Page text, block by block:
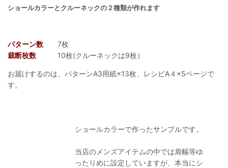
ショールカラーとクルーネックの２種類が作れます
パターン数
7枚
裁断枚数
10枚(クルーネックは9枚）
お届けするのは、パターンA3用紙×13枚、レシピA４×5ページで
す。
ショールカラーで作ったサンプルです。
当店のメンズアイテムの中では肩幅等ゆ
ったりめに設定していますが、本当にシ